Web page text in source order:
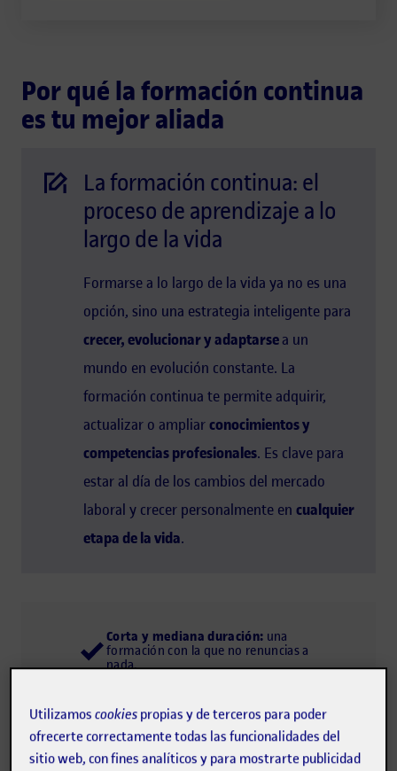
Por qué la formación continua
es tu mejor aliada
La formación continua: el
proceso de aprendizaje a lo
largo de la vida
Formarse a lo largo de la vida ya no es una
opción, sino una estrategia inteligente para
crecer, evolucionar y adaptarsea un
mundo en evolución constante. La
formación continua te permite adquirir,
actualizar o ampliarconocimientos y
competencias profesionales. Es clave para
estar al día de los cambios del mercado
laboral y crecer personalmente en cualquier
etapa de la vida.
Corta y mediana duración: una
formación con la que no renuncias a
nada.
Profesionalizadora:
para multiplicar oportunidades.
Utilizamoscookies propias y de terceros para poder
ofrecerte correctamente todas las funcionalidades del
sitio web, con fines analíticos y para mostrarte publicidad